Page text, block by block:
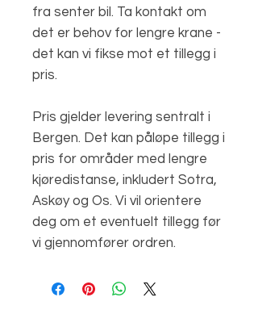
fra senter bil. Ta kontakt om
det er behov for lengre krane -
det kan vi fikse mot et tillegg i
pris.
Pris gjelder levering sentralt i
Bergen. Det kan påløpe tillegg i
pris for områder med lengre
kjøredistanse, inkludert Sotra,
Askøy og Os. Vi vil orientere
deg om et eventuelt tillegg før
vi gjennomfører ordren.